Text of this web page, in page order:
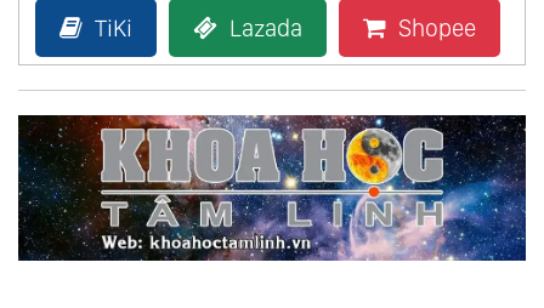
TiKi
Lazada Shopee